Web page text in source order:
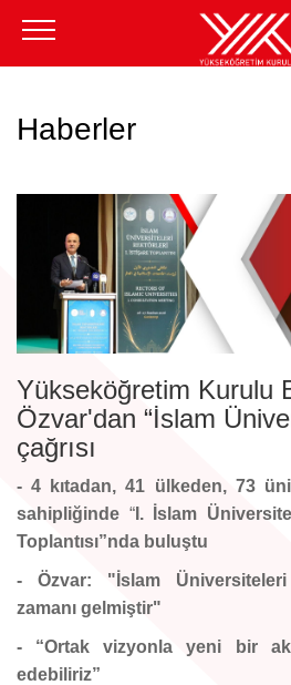
Haberler
Yükseköğretim Kurulu
Özvar'dan “İslam
çağrısı
- 4 kıtadan, 41 ülkeden, 73
sahipliğinde “I. İslam
Toplantısı”nda buluştu
- Özvar: "İslam
zamanı gelmiştir"
- “Ortak vizyonla yeni bir
edebiliriz”